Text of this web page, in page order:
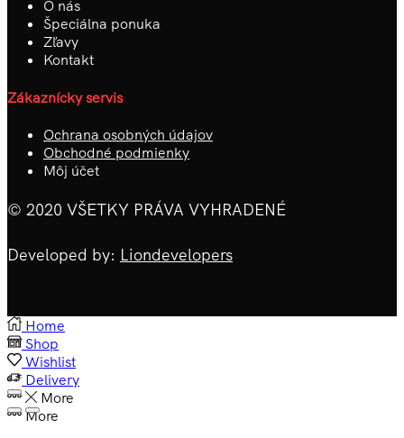
O nás
Špeciálna ponuka
Zľavy
Kontakt
Zákaznícky servis
Ochrana osobných údajov
Obchodné podmienky
Môj účet
© 2020 VŠETKY PRÁVA VYHRADENÉ
Developed by: Liondevelopers
Home
Shop
Wishlist
Delivery
More
More